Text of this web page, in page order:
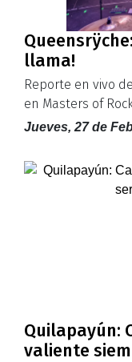
llama!
Reporte en vivo
en Masters of
Jueves, 27 de
Quilapayún:
valiente